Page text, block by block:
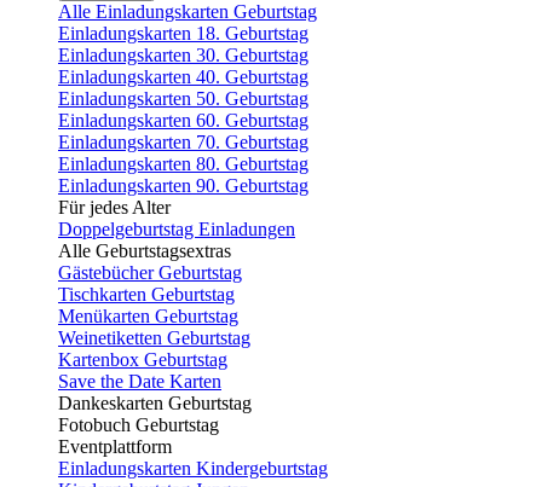
Alle Einladungskarten Geburtstag
Einladungskarten 18. Geburtstag
Einladungskarten 30. Geburtstag
Einladungskarten 40. Geburtstag
Einladungskarten 50. Geburtstag
Einladungskarten 60. Geburtstag
Einladungskarten 70. Geburtstag
Einladungskarten 80. Geburtstag
Einladungskarten 90. Geburtstag
Für jedes Alter
Doppelgeburtstag Einladungen
Alle Geburtstagsextras
Gästebücher Geburtstag
Tischkarten Geburtstag
Menükarten Geburtstag
Weinetiketten Geburtstag
Kartenbox Geburtstag
Save the Date Karten
Dankeskarten Geburtstag
Fotobuch Geburtstag
Eventplattform
Einladungskarten Kindergeburtstag